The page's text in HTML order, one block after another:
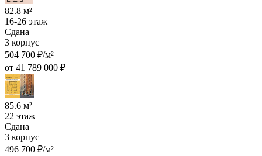
82.8 м²
16-26 этаж
Сдана
3 корпус
504 700 ₽/м²
от 41 789 000 ₽
85.6 м²
22 этаж
Сдана
3 корпус
496 700 ₽/м²